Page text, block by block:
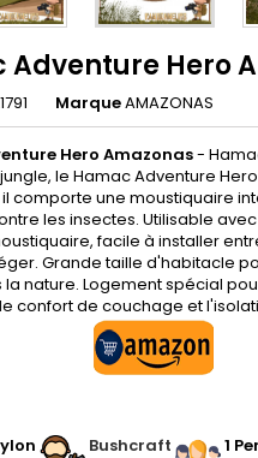
Adventure Hero
MarqueAMAZONAS
Hero Amazonas-
le Hamac Adventure
comporte une moustiquaire
les insectes. Utilisable
facile à installer
Grande taille d'habitacle
nature. Logement spécial
confort de couchage et
Bushcraft 1